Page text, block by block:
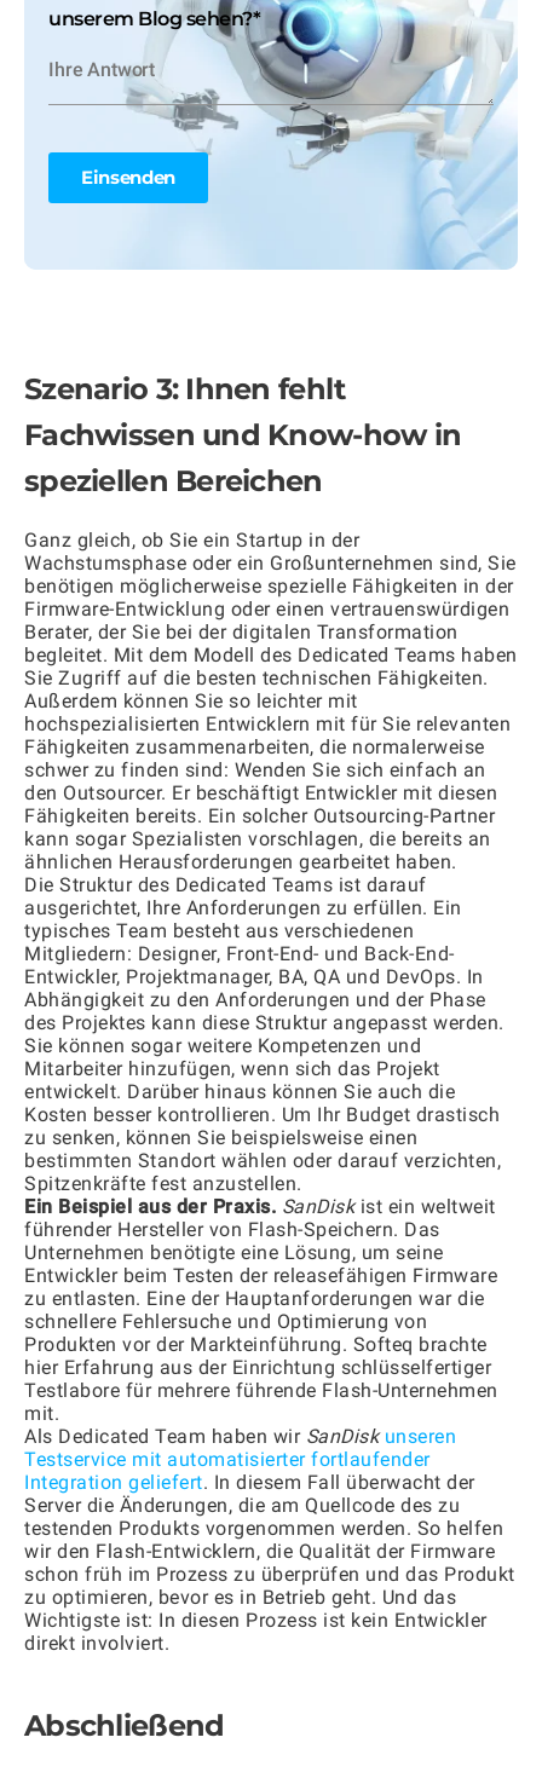
unserem Blog sehen?*
Szenario 3: Ihnen fehlt
Fachwissen und Know-how in
speziellen Bereichen
Ganz gleich, ob Sie ein Startup in der
Wachstumsphase oder ein Großunternehmen sind, Sie
benötigen möglicherweise spezielle Fähigkeiten in der
Firmware-Entwicklung oder einen vertrauenswürdigen
Berater, der Sie bei der digitalen Transformation
begleitet. Mit dem Modell des Dedicated Teams haben
Sie Zugriff auf die besten technischen Fähigkeiten.
Außerdem können Sie so leichter mit
hochspezialisierten Entwicklern mit für Sie relevanten
Fähigkeiten zusammenarbeiten, die normalerweise
schwer zu finden sind: Wenden Sie sich einfach an
den Outsourcer. Er beschäftigt Entwickler mit diesen
Fähigkeiten bereits. Ein solcher Outsourcing-Partner
kann sogar Spezialisten vorschlagen, die bereits an
ähnlichen Herausforderungen gearbeitet haben.
Die Struktur des Dedicated Teams ist darauf
ausgerichtet, Ihre Anforderungen zu erfüllen. Ein
typisches Team besteht aus verschiedenen
Mitgliedern: Designer, Front-End- und Back-End-
Entwickler, Projektmanager, BA, QA und DevOps. In
Abhängigkeit zu den Anforderungen und der Phase
des Projektes kann diese Struktur angepasst werden.
Sie können sogar weitere Kompetenzen und
Mitarbeiter hinzufügen, wenn sich das Projekt
entwickelt. Darüber hinaus können Sie auch die
Kosten besser kontrollieren. Um Ihr Budget drastisch
zu senken, können Sie beispielsweise einen
bestimmten Standort wählen oder darauf verzichten,
Spitzenkräfte fest anzustellen.
Ein Beispiel aus der Praxis. SanDiskist ein weltweit
führender Hersteller von Flash-Speichern. Das
Unternehmen benötigte eine Lösung, um seine
Entwickler beim Testen der releasefähigen Firmware
zu entlasten. Eine der Hauptanforderungen war die
schnellere Fehlersuche und Optimierung von
Produkten vor der Markteinführung. Softeq brachte
hier Erfahrung aus der Einrichtung schlüsselfertiger
Testlabore für mehrere führende Flash-Unternehmen
mit.
Als Dedicated Team haben wir SanDisk unseren
Testservice mit automatisierter fortlaufender
Integration geliefert. In diesem Fall überwacht der
Server die Änderungen, die am Quellcode des zu
testenden Produkts vorgenommen werden. So helfen
wir den Flash-Entwicklern, die Qualität der Firmware
schon früh im Prozess zu überprüfen und das Produkt
zu optimieren, bevor es in Betrieb geht. Und das
Wichtigste ist: In diesen Prozess ist kein Entwickler
direkt involviert.
Abschließend